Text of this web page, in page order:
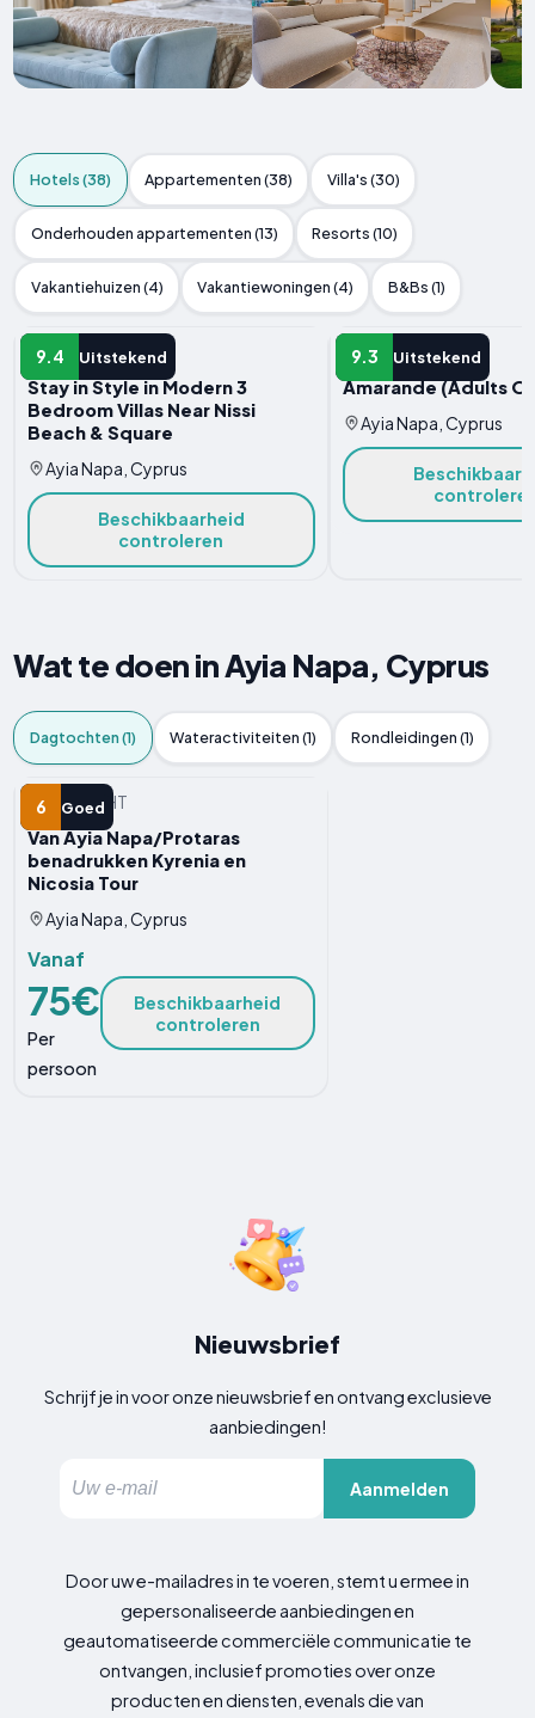
Hotels (38) Appartementen (38) Villa's (30)
Onderhouden appartementen (13) Resorts (10)
Vakantiehuizen (4) Vakantiewoningen (4) B&Bs (1)
9.4 Uitstekend
HOTEL
Stay in Style in Modern 3
Bedroom Villas Near Nissi
Beach & Square
Ayia Napa, Cyprus
Beschikbaarheid
controleren
9.3 Uitstekend
HOTEL
Amarande (Adults
Ayia Napa, Cyprus
Wat te doen in Ayia Napa, Cyprus
Dagtochten (1) Wateractiviteiten (1) Rondleidingen (1)
6 Goed
DAGTOCHT
Van Ayia Napa/Protaras
benadrukken Kyrenia en
Nicosia Tour
Ayia Napa, Cyprus
Vanaf
75€
Per
persoon
Beschikbaarheid
controleren
Nieuwsbrief
Schrijf je in voor onze nieuwsbrief en ontvang exclusieve
aanbiedingen!
Aanmelden
Door uw e-mailadres in te voeren, stemt u ermee in
gepersonaliseerde aanbiedingen en
geautomatiseerde commerciële communicatie te
ontvangen, inclusief promoties over onze
producten en diensten, evenals die van